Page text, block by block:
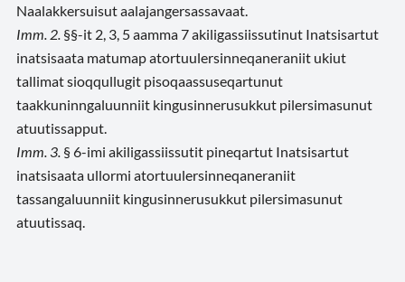
Naalakkersuisut aalajangersassavaat.
Imm. 2. §§-it 2, 3, 5 aamma 7 akiligassiissutinut Inatsisartut
inatsisaata matumap atortuulersinneqaneraniit ukiut
tallimat sioqqullugit pisoqaassuseqartunut
taakkuninngaluunniit kingusinnerusukkut pilersimasunut
atuutissapput.
Imm. 3. § 6-imi akiligassiissutit pineqartut Inatsisartut
inatsisaata ullormi atortuulersinneqaneraniit
tassangaluunniit kingusinnerusukkut pilersimasunut
atuutissaq.